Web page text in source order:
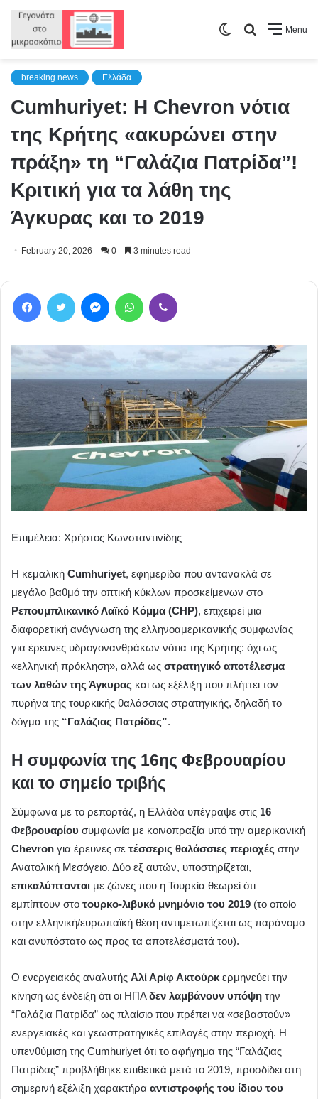
Menu
Search
Switch
breaking news Ελλάδα
Cumhuriyet: Η Chevron νότια
της Κρήτης «ακυρώνει στην
πράξη» τη “Γαλάζια Πατρίδα”!
Κριτική για τα λάθη της
Άγκυρας και το 2019
February 20, 2026 0 3 minutes read
Επιμέλεια: Χρήστος Κωνσταντινίδης
Η κεμαλική Cumhuriyet, εφημερίδα που αντανακλά σε
μεγάλο βαθμό την οπτική κύκλων προσκείμενων στο
Ρεπουμπλικανικό Λαϊκό Κόμμα (CHP), επιχειρεί μια
διαφορετική ανάγνωση της ελληνοαμερικανικής συμφωνίας
για έρευνες υδρογονανθράκων νότια της Κρήτης: όχι ως
«ελληνική πρόκληση», αλλά ως στρατηγικό αποτέλεσμα
των λαθών της Άγκυρας και ως εξέλιξη που πλήττει τον
πυρήνα της τουρκικής θαλάσσιας στρατηγικής, δηλαδή το
δόγμα της “Γαλάζιας Πατρίδας”.
Η συμφωνία της 16ης Φεβρουαρίου
και το σημείο τριβής
Σύμφωνα με το ρεπορτάζ, η Ελλάδα υπέγραψε στις 16
Φεβρουαρίου συμφωνία με κοινοπραξία υπό την αμερικανική
Chevron για έρευνες σε τέσσερις θαλάσσιες περιοχές στην
Ανατολική Μεσόγειο. Δύο εξ αυτών, υποστηρίζεται,
επικαλύπτονται με ζώνες που η Τουρκία θεωρεί ότι
εμπίπτουν στο τουρκο-λιβυκό μνημόνιο του 2019 (το οποίο
στην ελληνική/ευρωπαϊκή θέση αντιμετωπίζεται ως παράνομο
και ανυπόστατο ως προς τα αποτελέσματά του).
Ο ενεργειακός αναλυτής Αλί Αρίφ Ακτούρκ ερμηνεύει την
κίνηση ως ένδειξη ότι οι ΗΠΑδεν λαμβάνουν υπόψη την
“Γαλάζια Πατρίδα” ως πλαίσιο που πρέπει να «σεβαστούν»
ενεργειακές και γεωστρατηγικές επιλογές στην περιοχή. Η
υπενθύμιση της Cumhuriyet ότι το αφήγημα της “Γαλάζιας
Πατρίδας” προβλήθηκε επιθετικά μετά το 2019, προσδίδει στη
σημερινή εξέλιξη χαρακτήρα αντιστροφής του ίδιου του